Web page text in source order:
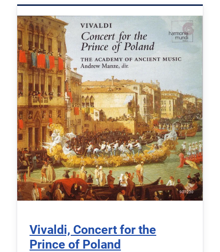
Vivaldi, Concert for the
Prince of Poland